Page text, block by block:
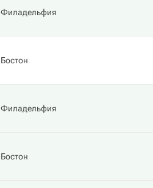
Филадельфия
Бостон
Филадельфия
Бостон